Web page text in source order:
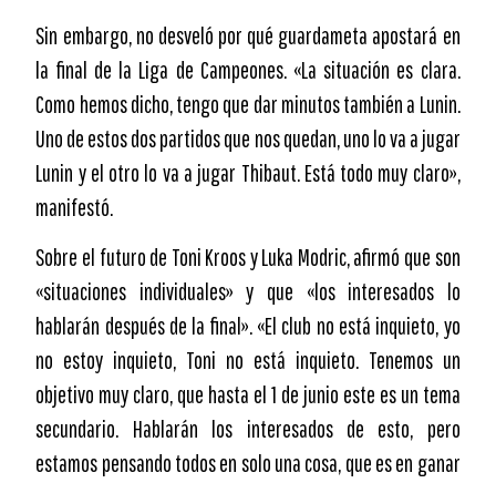
Sin embargo, no desveló por qué guardameta apostará en
la final de la Liga de Campeones. «La situación es clara.
Como hemos dicho, tengo que dar minutos también a Lunin.
Uno de estos dos partidos que nos quedan, uno lo va a jugar
Lunin y el otro lo va a jugar Thibaut. Está todo muy claro»,
manifestó.
Sobre el futuro de Toni Kroos y Luka Modric, afirmó que son
«situaciones individuales» y que «los interesados lo
hablarán después de la final». «El club no está inquieto, yo
no estoy inquieto, Toni no está inquieto. Tenemos un
objetivo muy claro, que hasta el 1 de junio este es un tema
secundario. Hablarán los interesados de esto, pero
estamos pensando todos en solo una cosa, que es en ganar